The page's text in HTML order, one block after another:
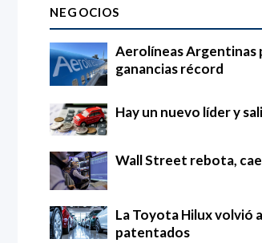
NEGOCIOS
Aerolíneas Argentinas
ganancias récord
Hay un nuevo líder y
Wall Street rebota,
La Toyota Hilux volvió
patentados